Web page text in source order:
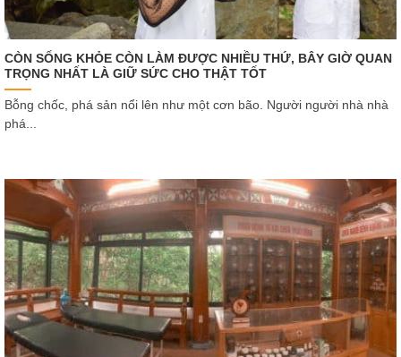
CÒN SỐNG KHỎE CÒN LÀM ĐƯỢC NHIỀU THỨ, BÂY GIỜ QUAN
TRỌNG NHẤT LÀ GIỮ SỨC CHO THẬT TỐT
Bỗng chốc, phá sản nổi lên như một cơn bão. Người người nhà nhà
phá...